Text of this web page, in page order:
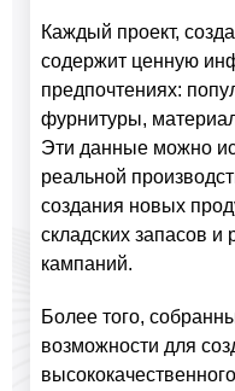
Каждый проект,
содержит ценную
предпочтениях:
фурнитуры,
Эти данные можно
реальной
создания новых
складских запасов и
кампаний.
Более того,
возможности для